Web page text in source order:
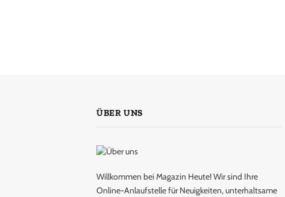
ÜBER UNS
Willkommen bei Magazin Heute! Wir sind Ihre
Online-Anlaufstelle für Neuigkeiten, unterhaltsame